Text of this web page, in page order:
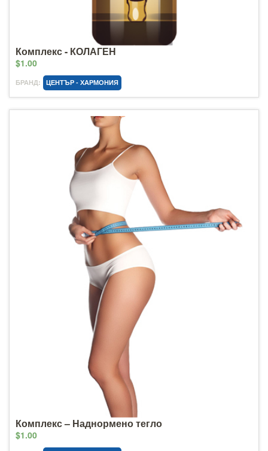
Комплекс - КОЛАГЕН
$1.00
БРАНД: ЦЕНТЪР - ХАРМОНИЯ
Комплекс – Наднормено тегло
$1.00